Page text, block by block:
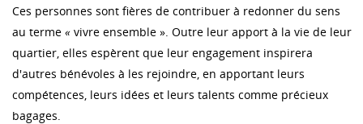
Ces personnes sont fières de contribuer à redonner du sens
au terme « vivre ensemble ». Outre leur apport à la vie de leur
quartier, elles espèrent que leur engagement inspirera
d'autres bénévoles à les rejoindre, en apportant leurs
compétences, leurs idées et leurs talents comme précieux
bagages.